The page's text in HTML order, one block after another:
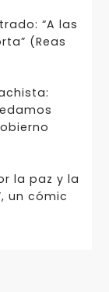
“A las
(Reas
la paz y la
un cómic